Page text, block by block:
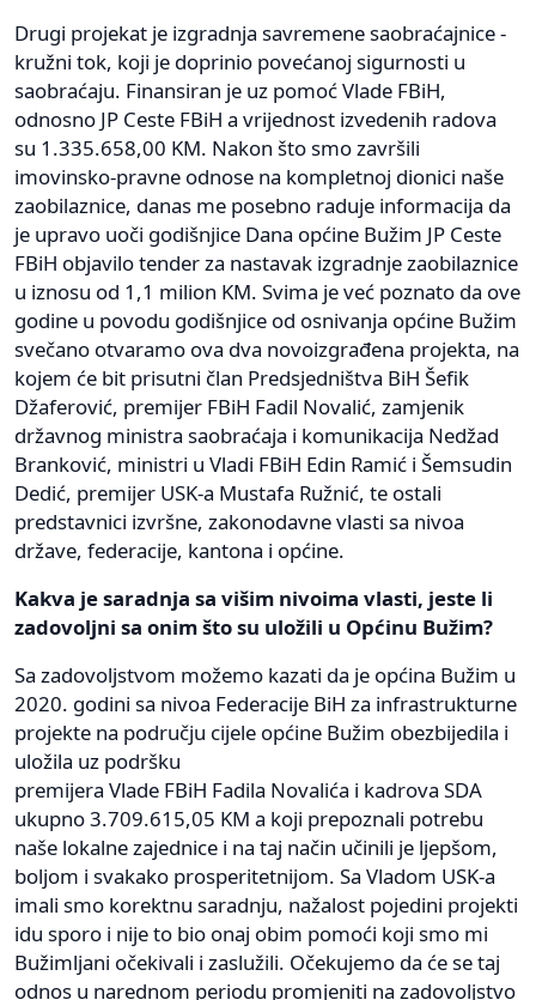
Drugi projekat je izgradnja savremene saobraćajnice -
kružni tok, koji je doprinio povećanoj sigurnosti u
saobraćaju. Finansiran je uz pomoć Vlade FBiH,
odnosno JP Ceste FBiH a vrijednost izvedenih radova
su 1.335.658,00 KM. Nakon što smo završili
imovinsko-pravne odnose na kompletnoj dionici naše
zaobilaznice, danas me posebno raduje informacija da
je upravo uoči godišnjice Dana općine Bužim JP Ceste
FBiH objavilo tender za nastavak izgradnje zaobilaznice
u iznosu od 1,1 milion KM. Svima je već poznato da ove
godine u povodu godišnjice od osnivanja općine Bužim
svečano otvaramo ova dva novoizgrađena projekta, na
kojem će bit prisutni član Predsjedništva BiH Šefik
Džaferović, premijer FBiH Fadil Novalić, zamjenik
državnog ministra saobraćaja i komunikacija Nedžad
Branković, ministri u Vladi FBiH Edin Ramić i Šemsudin
Dedić, premijer USK-a Mustafa Ružnić, te ostali
predstavnici izvršne, zakonodavne vlasti sa nivoa
države, federacije, kantona i općine.
Kakva je saradnja sa višim nivoima vlasti, jeste li
zadovoljni sa onim što su uložili u Općinu Bužim?
Sa zadovoljstvom možemo kazati da je općina Bužim u
2020. godini sa nivoa Federacije BiH za infrastrukturne
projekte na području cijele općine Bužim obezbijedila i
uložila uz podršku
premijera Vlade FBiH Fadila Novalića i kadrova SDA
ukupno 3.709.615,05 KM a koji prepoznali potrebu
naše lokalne zajednice i na taj način učinili je ljepšom,
boljom i svakako prosperitetnijom. Sa Vladom USK-a
imali smo korektnu saradnju, nažalost pojedini projekti
idu sporo i nije to bio onaj obim pomoći koji smo mi
Bužimljani očekivali i zaslužili. Očekujemo da će se taj
odnos u narednom periodu promjeniti na zadovoljstvo